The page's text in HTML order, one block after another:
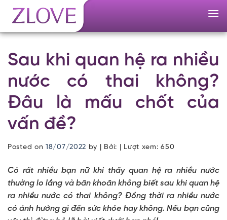
Skip
content
Sau khi quan hệ ra nhiều
nước có thai không?
Đâu là mấu chốt của
vấn đề?
Posted on 18/07/2022 by | Bởi: | Lượt xem:650
Có rất nhiều bạn nữ khi thấy quan hệ ra nhiều nước
thường lo lắng và băn khoăn không biết sau khi quan hệ
ra nhiều nước có thai không? Đồng thời ra nhiều nước
có ảnh hưởng gì đến sức khỏe hay không. Nếu bạn cũng